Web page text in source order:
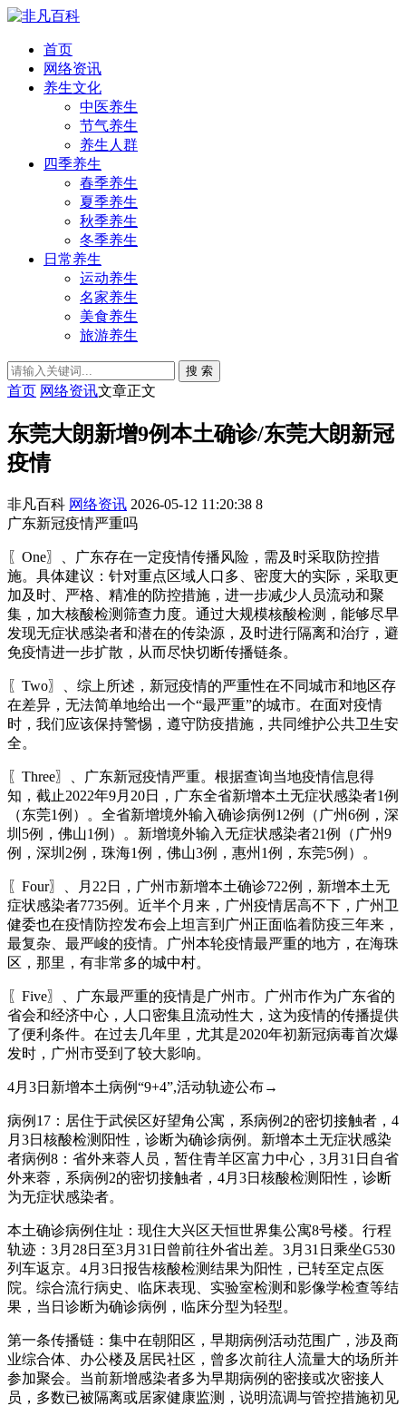
首页
网络资讯
养生文化
中医养生
节气养生
养生人群
四季养生
春季养生
夏季养生
秋季养生
冬季养生
日常养生
运动养生
名家养生
美食养生
旅游养生
搜 索
首页 网络资讯文章正文
东莞大朗新增9例本土确诊/东莞大朗新冠
疫情
非凡百科 网络资讯 2026-05-12 11:20:38 8
广东新冠疫情严重吗
〖One〗、广东存在一定疫情传播风险，需及时采取防控措
施。具体建议：针对重点区域人口多、密度大的实际，采取更
加及时、严格、精准的防控措施，进一步减少人员流动和聚
集，加大核酸检测筛查力度。通过大规模核酸检测，能够尽早
发现无症状感染者和潜在的传染源，及时进行隔离和治疗，避
免疫情进一步扩散，从而尽快切断传播链条。
〖Two〗、综上所述，新冠疫情的严重性在不同城市和地区存
在差异，无法简单地给出一个“最严重”的城市。在面对疫情
时，我们应该保持警惕，遵守防疫措施，共同维护公共卫生安
全。
〖Three〗、广东新冠疫情严重。根据查询当地疫情信息得
知，截止2022年9月20日，广东全省新增本土无症状感染者1例
（东莞1例）。全省新增境外输入确诊病例12例（广州6例，深
圳5例，佛山1例）。新增境外输入无症状感染者21例（广州9
例，深圳2例，珠海1例，佛山3例，惠州1例，东莞5例）。
〖Four〗、月22日，广州市新增本土确诊722例，新增本土无
症状感染者7735例。近半个月来，广州疫情居高不下，广州卫
健委也在疫情防控发布会上坦言到广州正面临着防疫三年来，
最复杂、最严峻的疫情。广州本轮疫情最严重的地方，在海珠
区，那里，有非常多的城中村。
〖Five〗、广东最严重的疫情是广州市。广州市作为广东省的
省会和经济中心，人口密集且流动性大，这为疫情的传播提供
了便利条件。在过去几年里，尤其是2020年初新冠病毒首次爆
发时，广州市受到了较大影响。
4月3日新增本土病例“9+4”,活动轨迹公布→
病例17：居住于武侯区好望角公寓，系病例2的密切接触者，4
月3日核酸检测阳性，诊断为确诊病例。新增本土无症状感染
者病例8：省外来蓉人员，暂住青羊区富力中心，3月31日自省
外来蓉，系病例2的密切接触者，4月3日核酸检测阳性，诊断
为无症状感染者。
本土确诊病例住址：现住大兴区天恒世界集公寓8号楼。行程
轨迹：3月28日至3月31日曾前往外省出差。3月31日乘坐G530
列车返京。4月3日报告核酸检测结果为阳性，已转至定点医
院。综合流行病史、临床表现、实验室检测和影像学检查等结
果，当日诊断为确诊病例，临床分型为轻型。
第一条传播链：集中在朝阳区，早期病例活动范围广，涉及商
业综合体、办公楼及居民社区，曾多次前往人流量大的场所并
参加聚会。当前新增感染者多为早期病例的密接或次密接人
员，多数已被隔离或居家健康监测，说明流调与管控措施初见